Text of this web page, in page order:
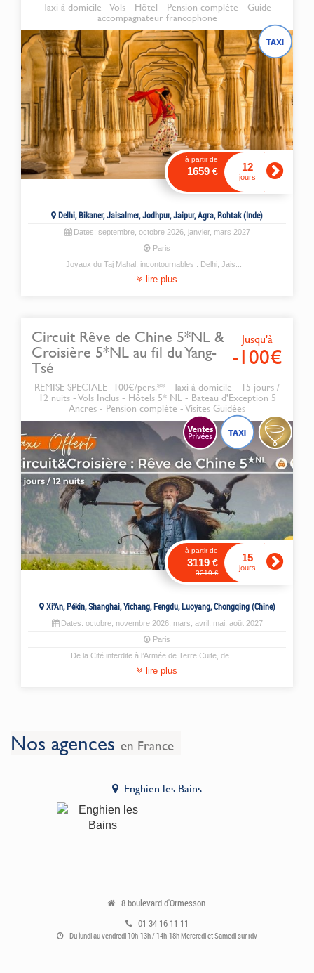
Taxi à domicile - Vols - Hôtel - Pension complète - Guide
accompagnateur francophone
à partir de
1659€ 12
jours
Delhi, Bikaner, Jaisalmer, Jodhpur, Jaipur, Agra, Rohtak (Inde)
Dates: septembre, octobre2026, janvier, mars 2027
Paris
Joyaux du Taj Mahal, incontournables : Delhi, Jais
lire plus
Circuit Rêve de Chine 5*NL &
Croisière 5*NL au fil du Yang-
Tsé
Jusqu'à
-100€
REMISE SPECIALE -100€/pers.** - Taxi à domicile - 15 jours /
12 nuits - Vols Inclus - Hôtels 5* NL - Bateau d'Exception 5
Ancres - Pension complète - Visites Guidées
à partir de
3119€
3219€
15
jours
Xi'An, Pékin, Shanghai, Yichang, Fengdu, Luoyang, Chongqing (Chine)
Dates: octobre, novembre2026, mars avril, mai, août2027
Paris
De la Cité interdite à l’Armée de Terre Cuite, de
lire plus
Nos agences en France
Enghien les Bains
8 boulevard d'Ormesson
01 34 16 11 11
Du lundi au vendredi 10h-13h / 14h-18h Mercredi et Samedi sur rdv